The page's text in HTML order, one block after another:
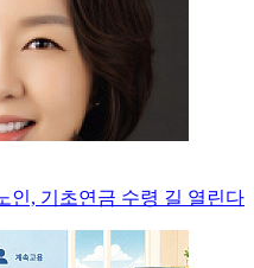
인, 기초연금 수령 길 열린다